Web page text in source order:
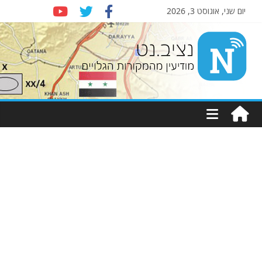
יום שני, אוגוסט 3, 2026
Nziv.net
מודיעין
מהמקורות